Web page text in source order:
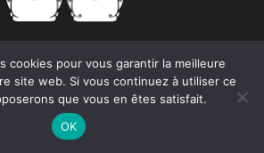
voyageurs.com
cookies pour vous garantir la meilleure
site web. Si vous continuez à utiliser ce
que vous en êtes satisfait.
OK